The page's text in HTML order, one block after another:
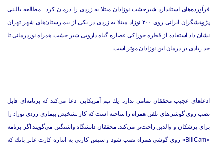
فرآورده‌های استاندارد شیرخشت نوزادان مبتلا به زردی را درمان كرد. مطالعه بالینی
پژوهشگران ایرانی روی ‪ ۲۰۰‬نوزاد مبتلا به زردی در یكی از بیمارستان‌های شهر تهران
نشان داد استفاده از قطره خوراكی عصاره گیاه دارویی شیر خشت همراه نوردرمانی تا
حد زیادی در درمان این نوزادان موثر است.
ادعاهای عجیب محققان تمامی ندارد. یك تیم آمریكایی ادعا می‌كند كه برنامه‌ای قابل
نصب روی گوشی‌های تلفن همراه را ساخته است كه كار تشخیص بیماری زردی نوزاد را
برای پزشكان و والدین راحت‌تر می‌كند. محققان دانشگاه واشنگتن می‌گویند اگر برنامه
«BiliCam» روی گوشی همراه نصب شود و سپس كارتی به اندازه كارت عابر بانك كه